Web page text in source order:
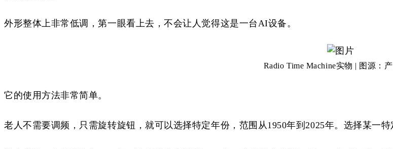
外形整体上非常低调，第一眼看上去，不会让人觉得这是一台AI设备。
Radio Time Machine实物 | 图源：
它的使用方法非常简单。
老人不需要调频，只需旋转旋钮，就可以选择特定年份，范围从1950年到2025年。选择某一